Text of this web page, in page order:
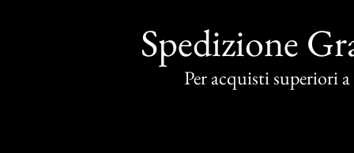
Spedizione
Per acquisti superiori